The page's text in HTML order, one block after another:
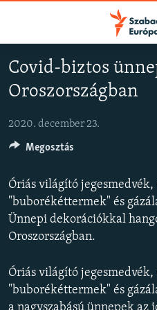
Akadálymentes
fő
Ugrás
Ugrás
keresésre
NAPIRENDEN
AKTUÁLIS
PODCASTOK
VIDEÓK
ELEMZŐ
NER15
SZABADON
DEMOKRÁCIA
A PÉNZ NYOMÁBAN
Covid-biztos
Oroszországban
2020. december 23.
Óriás világító
"buborékéttermek" és
Ünnepi dekorációkkal
Oroszországban.
Óriás világító
"buborékéttermek" és
Megosztás